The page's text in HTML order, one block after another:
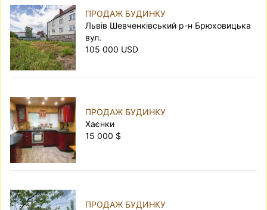
ПРОДАЖ БУДИНКУ
Львів Шевченківський р-н Брюховицька
вул.
105 000 USD
ПРОДАЖ БУДИНКУ
Хаєнки
15 000 $
ПРОДАЖ БУДИНКУ